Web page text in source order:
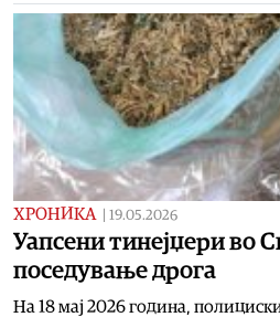
ХРОНИКА 19.05.2026
Уапсени тинејџери во
поседување дрога
На 18 мај 2026 година,